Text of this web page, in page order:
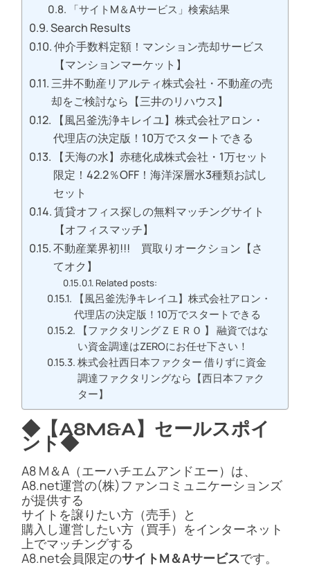
「サイトM＆Aサービス」検索結果
Search Results
仲介手数料定額！マンション売却サービス
【マンションマーケット】
三井不動産リアルティ株式会社・不動産の売
却をご検討なら【三井のリハウス】
【風呂釜洗浄キレイユ】株式会社アロン・
代理店の決定版！10万でスタートできる
【天海の水】赤穂化成株式会社・1万セット
限定！42.2％OFF！海洋深層水3種類お試し
セット
賃貸オフィス探しの無料マッチングサイト
【オフィスマッチ】
不動産業界初!!! 買取りオークション【さ
てオク】
Related posts:
【風呂釜洗浄キレイユ】株式会社アロン・
代理店の決定版！10万でスタートできる
【ファクタリングＺＥＲＯ 】 融資ではな
い資金調達はZEROにお任せ下さい！
株式会社西日本ファクター 借りずに資金
調達ファクタリングなら【西日本ファク
ター】
◆【A8M&A】セールスポイ
ント◆
A8 M＆A（エーハチエムアンドエー）は、
A8.net運営の(株)ファンコミュニケーションズ
が提供する
サイトを譲りたい方（売手）と
購入し運営したい方（買手）をインターネット
上でマッチングする
A8.net会員限定のサイトM＆Aサービスです。